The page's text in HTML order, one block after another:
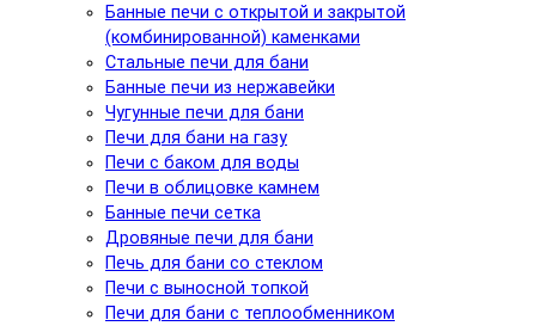
Банные печи с открытой и закрытой
(комбинированной) каменками
Стальные печи для бани
Банные печи из нержавейки
Чугунные печи для бани
Печи для бани на газу
Печи с баком для воды
Печи в облицовке камнем
Банные печи сетка
Дровяные печи для бани
Печь для бани со стеклом
Печи с выносной топкой
Печи для бани с теплообменником